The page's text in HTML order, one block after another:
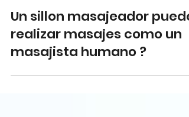
Un sillon masajeador puede
realizar masajes como un